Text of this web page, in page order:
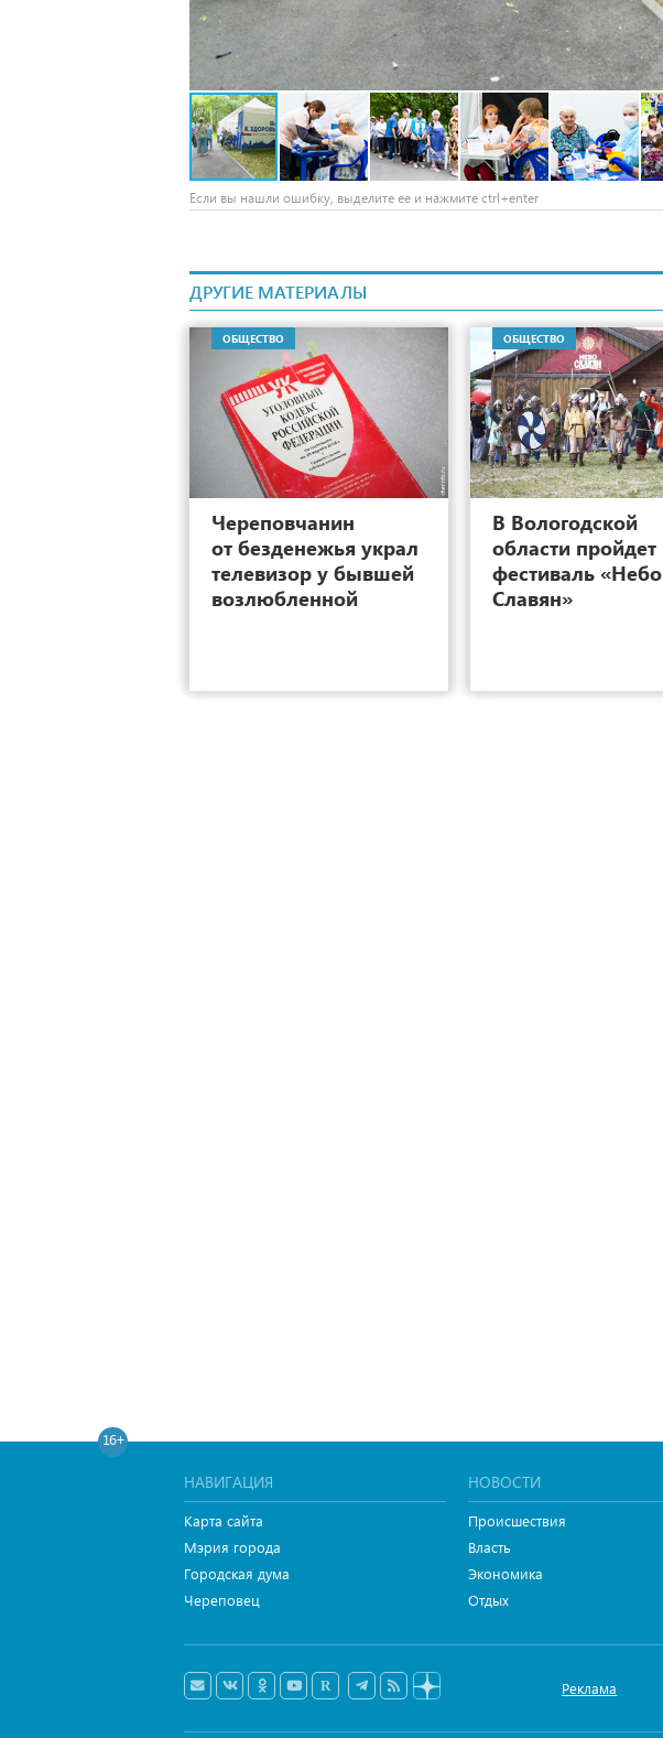
Если вы нашли ошибку, выделите ее и нажмите ctrl+enter
ДРУГИЕ МАТЕРИАЛЫ
ОБЩЕСТВО
Череповчанин
от безденежья украл
телевизор у бывшей
возлюбленной
ОБЩЕСТВО
В Вологодской
области пройдет
фестиваль «Небо
Славян»
16+
НАВИГАЦИЯ
Карта сайта
Мэрия города
Городская дума
Череповец
НОВОСТИ
Происшествия
Власть
Экономика
Отдых
Реклама